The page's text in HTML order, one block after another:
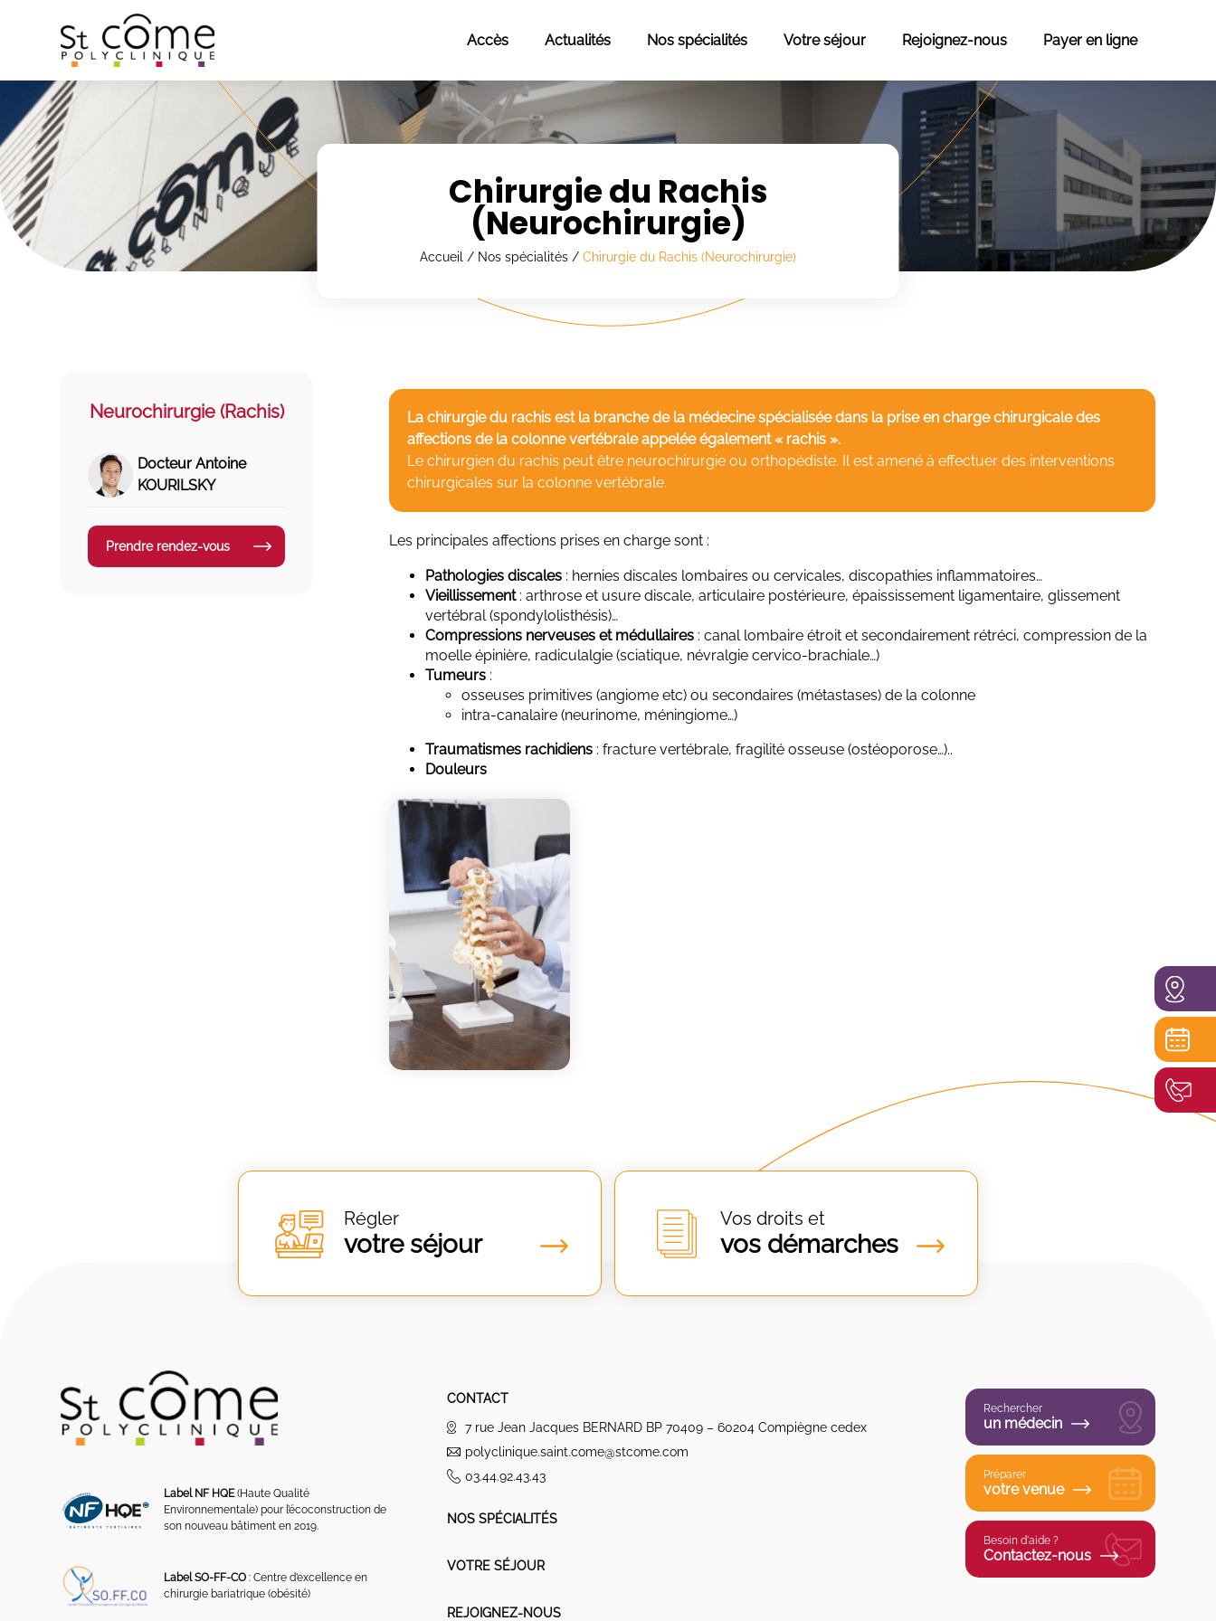
Accès Actualités Nos spécialités Votre séjour Rejoignez-nous Payer en ligne
Chirurgie du Rachis
(Neurochirurgie)
Accueil / Nos spécialités / Chirurgie du Rachis (Neurochirurgie)
Neurochirurgie (Rachis)
Docteur Antoine
KOURILSKY
Prendre rendez-vous
La chirurgie du rachis est la branche de la médecine spécialisée dans la prise en charge chirurgicale des
affections de la colonne vertébrale appelée également « rachis ».
Le chirurgien du rachis peut être neurochirurgie ou orthopédiste. Il est amené à effectuer des interventions
chirurgicales sur la colonne vertébrale.
Les principales affections prises en charge sont :
Pathologies discales : hernies discales lombaires ou cervicales, discopathies inflammatoires…
Vieillissement : arthrose et usure discale, articulaire postérieure, épaississement ligamentaire, glissement
vertébral (spondylolisthésis)…
Compressions nerveuses et médullaires : canal lombaire étroit et secondairement rétréci, compression de la
moelle épinière, radiculalgie (sciatique, névralgie cervico-brachiale…)
Tumeurs :
osseuses primitives (angiome etc) ou secondaires (métastases) de la colonne
intra-canalaire (neurinome, méningiome…)
Traumatismes rachidiens : fracture vertébrale, fragilité osseuse (ostéoporose…)..
Douleurs
Régler
votre séjour
Vos droits et
vos démarches
Label NF HQE(Haute Qualité
Environnementale) pour l’écoconstruction de
son nouveau bâtiment en 2019.
Label SO-FF-CO : Centre d’excellence en
chirurgie bariatrique (obésité)
CONTACT
7 rue Jean Jacques BERNARD BP 70409 – 60204 Compiègne cedex
polyclinique.saint.come@stcome.com
03.44.92.43.43
NOS SPÉCIALITÉS
VOTRE SÉJOUR
REJOIGNEZ-NOUS
Rechercher
un médecin
Préparer
votre venue
Besoin d'aide ?
Contactez-nous